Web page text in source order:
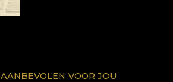
AANBEVOLEN VOOR JOU